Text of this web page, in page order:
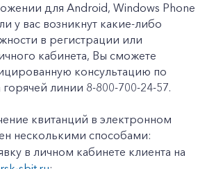
для Android, Windows Phone
у вас возникнут какие-либо
в регистрации или
кабинета, Вы сможете
консультацию по
линии 8-800-700-24-57.
квитанций в электронном
несколькими способами:
в личном кабинете клиента на